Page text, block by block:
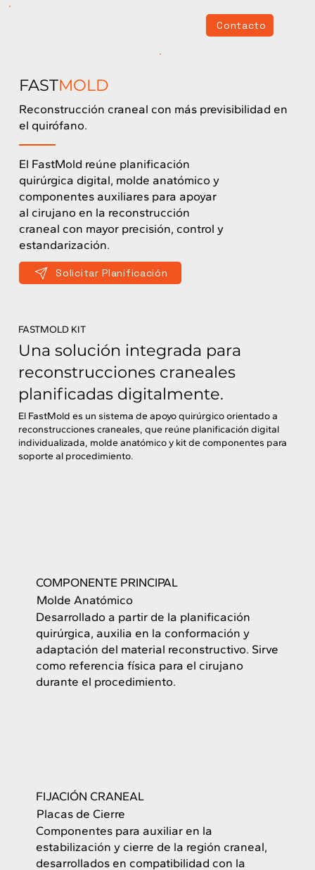
Contacto
FASTMOLD
Reconstrucción craneal con más previsibilidad en
el quirófano.
El FastMold reúne planificación
quirúrgica digital, molde anatómico y
componentes auxiliares para apoyar
al cirujano en la reconstrucción
craneal con mayor precisión, control y
estandarización.
Solicitar Planificación
COMPONENTE PRINCIPAL
Molde Anatómico
Desarrollado a partir de la planificación
quirúrgica, auxilia en la conformación y
adaptación del material reconstructivo. Sirve
como referencia física para el cirujano
durante el procedimiento.
FIJACIÓN CRANEAL
Placas de Cierre
Componentes para auxiliar en la
estabilización y cierre de la región craneal,
desarrollados en compatibilidad con la
FASTMOLD KIT
Una solución integrada para
reconstrucciones craneales
planificadas digitalmente.
El FastMold es un sistema de apoyo quirúrgico orientado a
reconstrucciones craneales, que reúne planificación digital
individualizada, molde anatómico y kit de componentes para
soporte al procedimiento.